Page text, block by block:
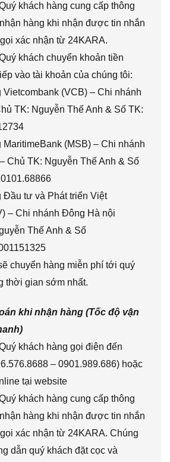
khách hàng cung cấp thông
hàng khi nhận được tin nhắn
xác nhận từ 24KARA.
khách chuyển khoản tiền
vào tài khoản của chúng tôi:
Vietcombank (VCB) – Chi nhánh
TK: Nguyễn Thế Anh & Số TK:
MaritimeBank (MSB) – Chi nhánh
Chủ TK: Nguyễn Thế Anh & Số
Đầu tư và Phát triển Việt
– Chi nhánh Đông Hà nội
Thế Anh & Số
chuyển hàng miễn phí tới quý
thời gian sớm nhất.
khi nhận hàng (Tốc độ vận
khách hàng gọi điện đến
– 0901.989.686) hoặc
tại website
khách hàng cung cấp thông
hàng khi nhận được tin nhắn
xác nhận từ 24KARA. Chúng
dẫn quý khách đặt cọc và